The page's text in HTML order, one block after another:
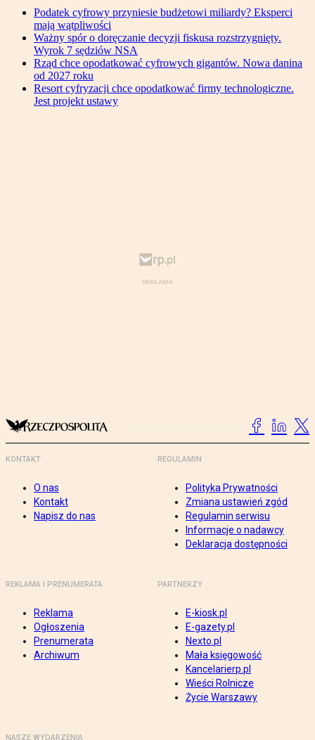
Podatek cyfrowy przyniesie budżetowi miliardy? Eksperci
mają wątpliwości
Ważny spór o doręczanie decyzji fiskusa rozstrzygnięty.
Wyrok 7 sędziów NSA
Rząd chce opodatkować cyfrowych gigantów. Nowa danina
od 2027 roku
Resort cyfryzacji chce opodatkować firmy technologiczne.
Jest projekt ustawy
KONTAKT
O nas
Kontakt
Napisz do nas
REGULAMIN
Polityka Prywatności
Zmiana ustawień zgód
Regulamin serwisu
Informacje o nadawcy
Deklaracja dostępności
REKLAMA I PRENUMERATA
Reklama
Ogłoszenia
Prenumerata
Archiwum
PARTNERZY
E-kiosk.pl
E-gazety.pl
Nexto.pl
Mała księgowość
Kancelarierp.pl
Wieści Rolnicze
Życie Warszawy
NASZE WYDARZENIA